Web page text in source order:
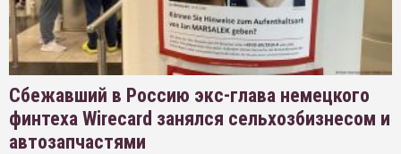
Сбежавший в Россию экс-глава немецкого
финтеха Wirecard занялся сельхозбизнесом и
автозапчастями